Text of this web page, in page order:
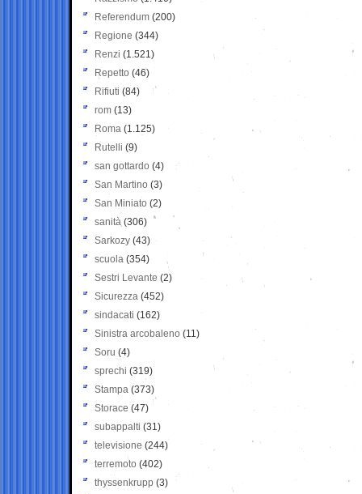
Referendum (200)
Regione (344)
Renzi (1.521)
Repetto (46)
Rifiuti (84)
rom (13)
Roma (1.125)
Rutelli (9)
san gottardo (4)
San Martino (3)
San Miniato (2)
sanità (306)
Sarkozy (43)
scuola (354)
Sestri Levante (2)
Sicurezza (452)
sindacati (162)
Sinistra arcobaleno (11)
Soru (4)
sprechi (319)
Stampa (373)
Storace (47)
subappalti (31)
televisione(244)
terremoto (402)
thyssenkrupp (3)